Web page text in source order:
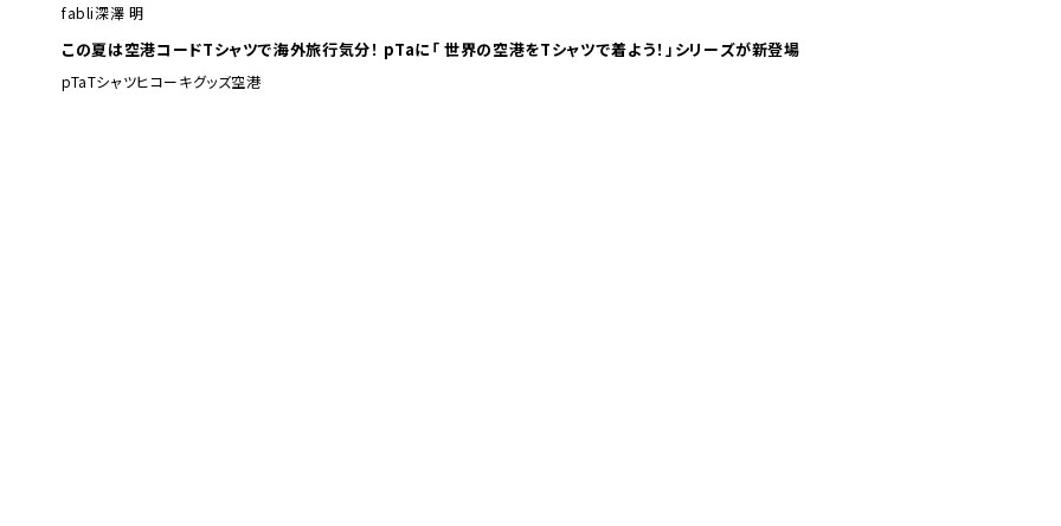
fabli深澤 明
この夏は空港コードTシャツで海外旅行気分！ pTaに「 世界の空港をTシャツで着よう！」シリーズが新登場
pTaTシャツヒコーキグッズ空港